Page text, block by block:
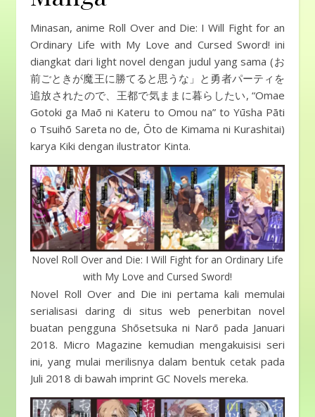
Minasan, anime Roll Over and Die: I Will Fight for an
Ordinary Life with My Love and Cursed Sword! ini
diangkat dari light novel dengan judul yang sama (お
前ごときが魔王に勝てると思うな」と勇者パーティを
追放されたので、王都で気ままに暮らしたい, “Omae
Gotoki ga Maō ni Kateru to Omou na” to Yūsha Pāti
o Tsuihō Sareta no de, Ōto de Kimama ni Kurashitai)
karya Kiki dengan ilustrator Kinta.
Novel Roll Over and Die: I Will Fight for an Ordinary Life
with My Love and Cursed Sword!
Novel Roll Over and Die ini pertama kali memulai
serialisasi daring di situs web penerbitan novel
buatan pengguna Shōsetsuka ni Narō pada Januari
2018. Micro Magazine kemudian mengakuisisi seri
ini, yang mulai merilisnya dalam bentuk cetak pada
Juli 2018 di bawah imprint GC Novels mereka.